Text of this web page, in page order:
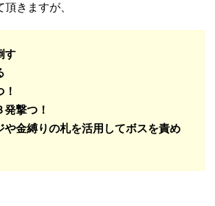
きますが、
す
撃つ！
や金縛りの札を活用してボスを責め